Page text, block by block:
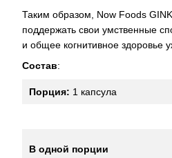
Таким образом, Now Foods
поддержать свои умственные
и общее когнитивное здоровье
Состав:
Порция: 1 капсула
В одной порции